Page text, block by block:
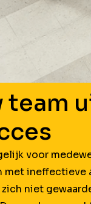
team
voor
met ineffectieve
niet